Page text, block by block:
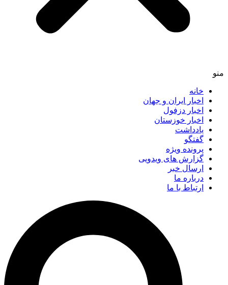
خانه
اخبار ایران و جهان
اخبار دزفول
اخبار خوزستان
یادداشت
گفتگو
پرونده ویژه
گزارش های ویدویی
ارسال خبر
درباره ما
ارتباط با ما